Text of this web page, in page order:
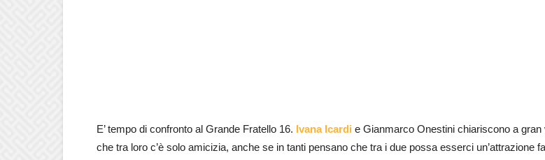
E’ tempo di confronto al Grande Fratello 16. Ivana Icardi e Gianmarco Onestini chiariscono a gran
che tra loro c’è solo amicizia, anche se in tanti pensano che tra i due possa esserci un’attrazione